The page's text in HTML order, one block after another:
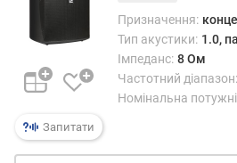
у
л
р
н
Запитати
Призначення:
Тип акустики: 1.0,
Імпеданс: 8 Ом
Частотний діапазон:
Номінальна